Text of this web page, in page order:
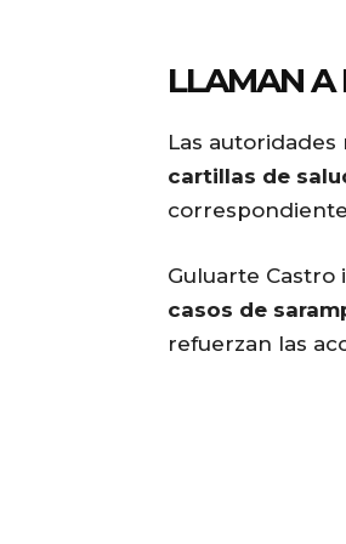
LLAMAN A
Las
cartillas de
Guluarte Castro
casos de
refuerzan las